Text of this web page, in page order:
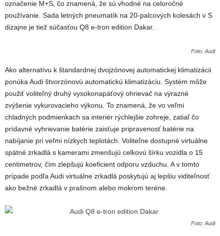
označenie M+S, čo znamená, že sú vhodné na celoročné
používanie. Sada letných pneumatík na 20-palcových kolesách v S
dizajne je tiež súčasťou Q8 e-tron edition Dakar.
Foto: Audi
Ako alternatívu k štandardnej dvojzónovej automatickej klimatizácii
ponúka Audi štvorzónovú automatickú klimatizáciu. Systém môže
použiť voliteľný druhý vysokonapäťový ohrievač na výrazné
zvýšenie vykurovacieho výkonu. To znamená, že vo veľmi
chladných podmienkach sa interiér rýchlejšie zohreje, zatiaľ čo
prídavné vyhrievanie batérie zaisťuje pripravenosť batérie na
nabíjanie pri veľmi nízkych teplotách. Voliteľne dostupné virtuálne
spätné zrkadlá s kamerami zmenšujú celkovú šírku vozidla o 15
centimetrov, čím zlepšujú koeficient odporu vzduchu. A v tomto
prípade podľa Audi virtuálne zrkadlá poskytujú aj lepšiu viditeľnosť
ako bežné zrkadlá v prašnom alebo mokrom teréne.
Foto: Audi